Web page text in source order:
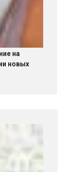
на
новых